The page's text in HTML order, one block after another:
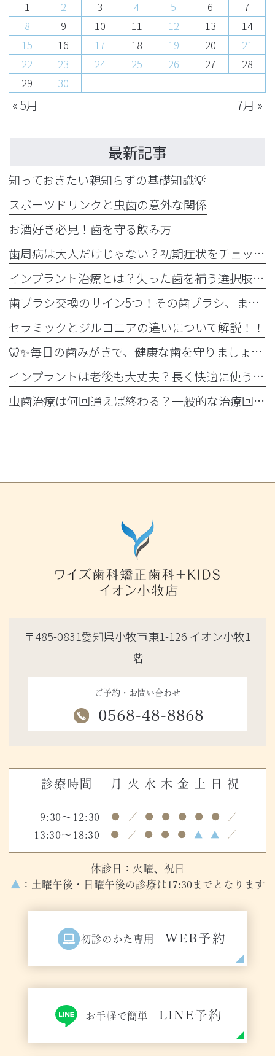
1 2 3 4 5 6
7
8
9 10 11 12 13
14
15
16 17 18 19 20
21
22
23 24 25 26 27
28
29
30
« 5月 7月 »
最新記事
知っておきたい親知らずの基礎知識💡
スポーツドリンクと虫歯の意外な関係
お酒好き必見！歯を守る飲み方
歯周病は大人だけじゃない？初期症状をチェック
インプラント治療とは？失った歯を補う選択肢を正しく知りましょう！！
歯ブラシ交換のサイン5つ！その歯ブラシ、まだ使っていませんか？🪥
セラミックとジルコニアの違いについて解説！！
🦷✨毎日の歯みがきで、健康な歯を守りましょう✨🪥
インプラントは老後も大丈夫？長く快適に使うためのポイントと知っておきたい注意点を詳しく解説
虫歯治療は何回通えば終わる？一般的な治療回数の目安と治療期間をわかりやすく解説
〒485-0831愛知県小牧市東1-126 イオン小牧1
階
ご予約・お問い合わせ
0568-48-8868
診療時間 月 火 水 木 金 土 日 祝
9:30～12:30 ● ／ ● ● ● ● ● ／
13:30～18:30 ● ／ ● ● ● ▲ ▲ ／
休診日：火曜、祝日
▲ ：土曜午後・日曜午後の診療は17:30までとなります
初診のかた専用 WEB予約
お手軽で簡単 LINE予約